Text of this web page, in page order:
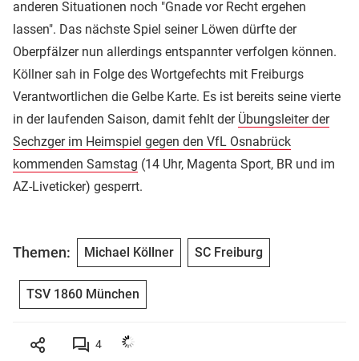
anderen Situationen noch "Gnade vor Recht ergehen
lassen". Das nächste Spiel seiner Löwen dürfte der
Oberpfälzer nun allerdings entspannter verfolgen können.
Köllner sah in Folge des Wortgefechts mit Freiburgs
Verantwortlichen die Gelbe Karte. Es ist bereits seine vierte
in der laufenden Saison, damit fehlt der Übungsleiter der
Sechzger im Heimspiel gegen den VfL Osnabrück
kommenden Samstag (14 Uhr, Magenta Sport, BR und im
AZ-Liveticker) gesperrt.
Themen: Michael Köllner SC Freiburg
TSV 1860 München
4